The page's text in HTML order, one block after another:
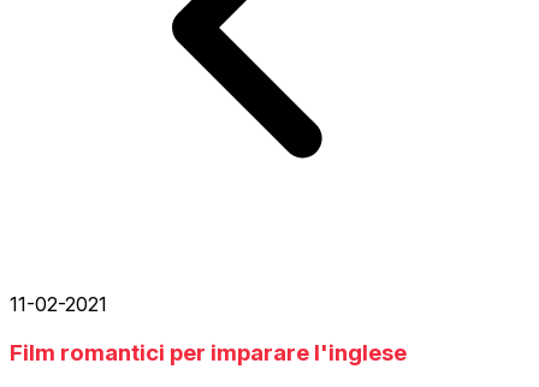
11-02-2021
Film romantici per imparare l'inglese